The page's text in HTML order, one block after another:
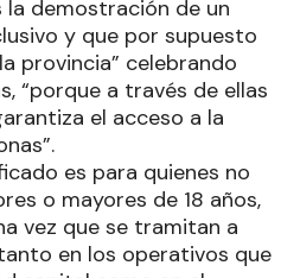
demostración de un
y que por supuesto
provincia” celebrando
“porque a través de ellas
el acceso a la
es para quienes no
o mayores de 18 años,
vez que se tramitan a
en los operativos que